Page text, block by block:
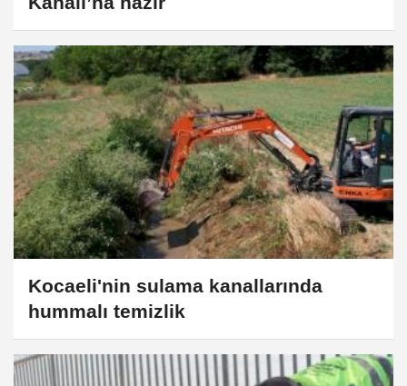
Kocaeli'nin sulama kanallarında
hummalı temizlik